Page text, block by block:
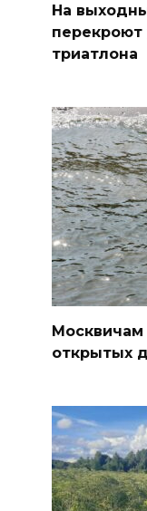
На
триатлона
открытых